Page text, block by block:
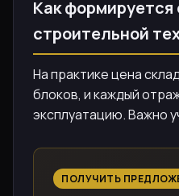
Как формируется
строительной
На практике цена
блоков, и каждый
эксплуатацию. Важно
ПОЛУЧИТЬ